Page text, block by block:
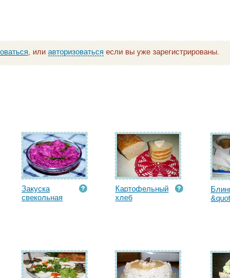
, или авторизоваться если вы уже зарегистрированы.
Закуска
свекольная
Картофельный
хлеб